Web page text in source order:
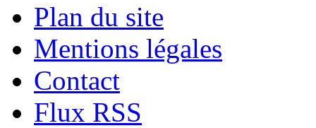
Plan du site
Mentions légales
Contact
Flux RSS